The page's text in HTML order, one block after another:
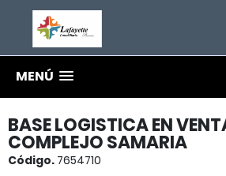
MENÚ
BASE LOGISTICA EN
COMPLEJO SAMARIA
Código. 7654710